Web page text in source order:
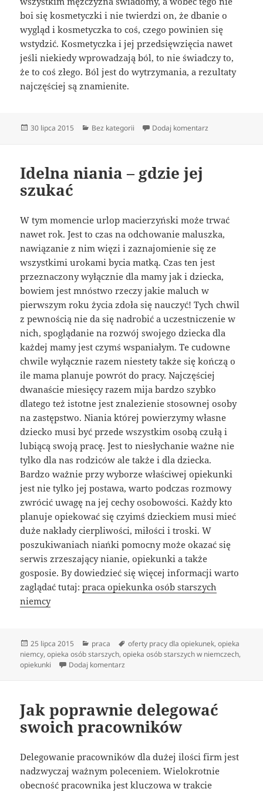
boi się kosmetyczki i nie twierdzi on, że dbanie o
wygląd i kosmetyczka to coś, czego powinien się
wstydzić. Kosmetyczka i jej przedsięwzięcia nawet
jeśli niekiedy wprowadzają ból, to nie świadczy to,
że to coś złego. Ból jest do wytrzymania, a rezultaty
najczęściej są znamienite.
Data
30 lipca 2015 Kategorie
Bez kategorii Dodaj komentarz
Idelna niania – gdzie jej
szukać
W tym momencie urlop macierzyński może trwać
nawet rok. Jest to czas na odchowanie maluszka,
nawiązanie z nim więzi i zaznajomienie się ze
wszystkimi urokami bycia matką. Czas ten jest
przeznaczony wyłącznie dla mamy jak i dziecka,
bowiem jest mnóstwo rzeczy jakie maluch w
pierwszym roku życia zdoła się nauczyć! Tych chwil
z pewnością nie da się nadrobić a uczestniczenie w
nich, spoglądanie na rozwój swojego dziecka dla
każdej mamy jest czymś wspaniałym. Te cudowne
chwile wyłącznie razem niestety także się kończą o
ile mama planuje powrót do pracy. Najczęściej
dwanaście miesięcy razem mija bardzo szybko
dlatego też istotne jest znalezienie stosownej osoby
na zastępstwo. Niania której powierzymy własne
dziecko musi być przede wszystkim osobą czułą i
lubiącą swoją pracę. Jest to niesłychanie ważne nie
tylko dla nas rodziców ale także i dla dziecka.
Bardzo ważnie przy wyborze właściwej opiekunki
jest nie tylko jej postawa, warto podczas rozmowy
zwrócić uwagę na jej cechy osobowości. Każdy kto
planuje opiekować się czyimś dzieckiem musi mieć
duże nakłady cierpliwości, miłości i troski. W
poszukiwaniach niańki pomocny może okazać się
serwis zrzeszający nianie, opiekunki a także
gosposie. By dowiedzieć się więcej informacji warto
zaglądać tutaj:praca opiekunka osób starszych
niemcy
Data
publikacji
25 lipca 2015 Kategorie
praca Tagi
oferty pracy dla opiekunek,opieka
niemcy,opieka osób starszych,opieka osób starszych w niemczech,
opiekunki
Dodaj komentarz
Jak poprawnie delegować
swoich pracowników
Delegowanie pracowników dla dużej ilości firm jest
nadzwyczaj ważnym poleceniem. Wielokrotnie
obecność pracownika jest kluczowa w trakcie